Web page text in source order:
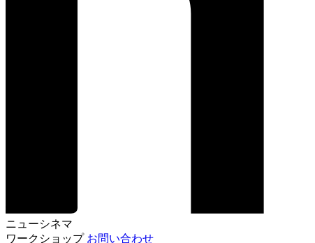
ニューシネマ
ワークショップ お問い合わせ